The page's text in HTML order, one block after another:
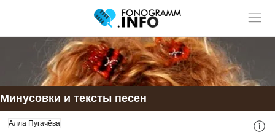
Учитель музыки?
твои ученики!
Размещай
статьи и видео в разделе "Обучение"
Минусовки и тексты песен
Алла Пугачёва
Скачать минусовку